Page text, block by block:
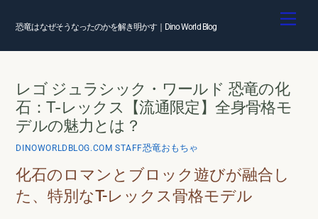
恐竜はなぜそうなったのかを解き明かす｜Dino World Blog
レゴ ジュラシック・ワールド 恐竜の化
石：T-レックス【流通限定】全身骨格モ
デルの魅力とは？
DINOWORLDBLOG.COM STAFF恐竜おもちゃ
化石のロマンとブロック遊びが融合し
た、特別なT-レックス骨格モデル